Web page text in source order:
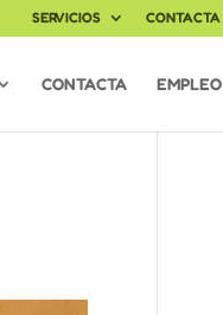
SERVICIOS CONTACTA
CONTACTA EMPLEO